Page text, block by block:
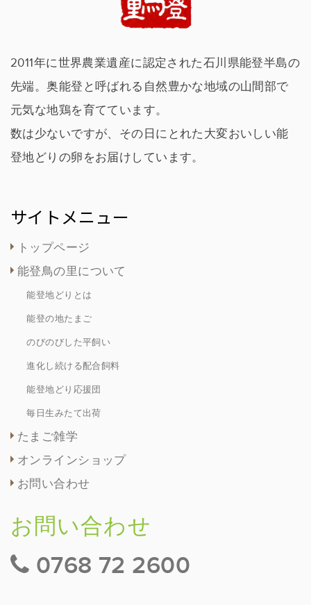
2011年に世界農業遺産に認定された石川県能登半島の
先端。奥能登と呼ばれる自然豊かな地域の山間部で
元気な地鶏を育てています。
数は少ないですが、その日にとれた大変おいしい能
登地どりの卵をお届けしています。
サイトメニュー
トップページ
能登鳥の里について
能登地どりとは
能登の地たまご
のびのびした平飼い
進化し続ける配合飼料
能登地どり応援団
毎日生みたて出荷
たまご雑学
オンラインショップ
お問い合わせ
お問い合わせ
0768 72 2600